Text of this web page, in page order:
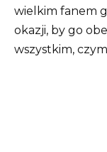
wielkim fanem
okazji, by go
wszystkim,